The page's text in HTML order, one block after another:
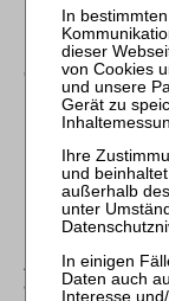
ZfIR 2016, 330
OLG München,
Kein
notariell
ZfIR 2011, 839
BFH, Urt. v.
Zur Besteuerung
auf